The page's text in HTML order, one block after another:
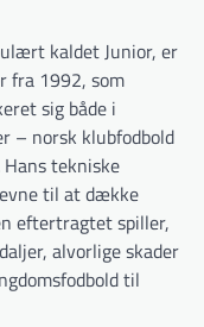
kaldet Junior, er
fra 1992, som
sig både i
– norsk klubfodbold
tekniske
til at dække
eftertragtet spiller,
alvorlige skader
til